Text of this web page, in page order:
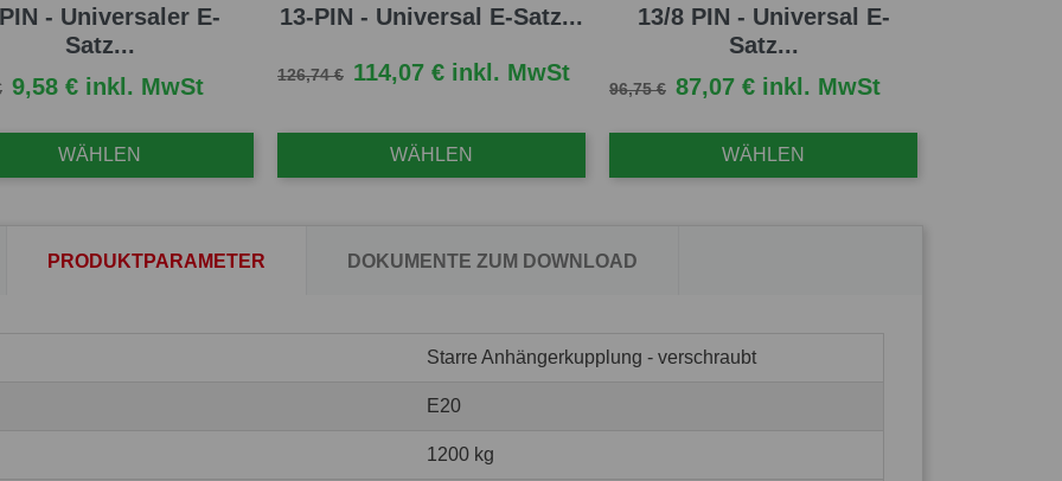
- Universaler E-
Satz...
Preis
9,58 € inkl. MwSt
WÄHLEN
13-PIN - Universal E-Satz...
Verkaufspreis
126,74 € Preis
114,07 € inkl. MwSt
WÄHLEN
13/8 PIN - Universal E-
Satz...
Verkaufspreis
96,75 € Preis
87,07 € inkl. MwSt
WÄHLEN
PRODUKTPARAMETER DOKUMENTE ZUM DOWNLOAD
Starre Anhängerkupplung - verschraubt
E20
1200 kg